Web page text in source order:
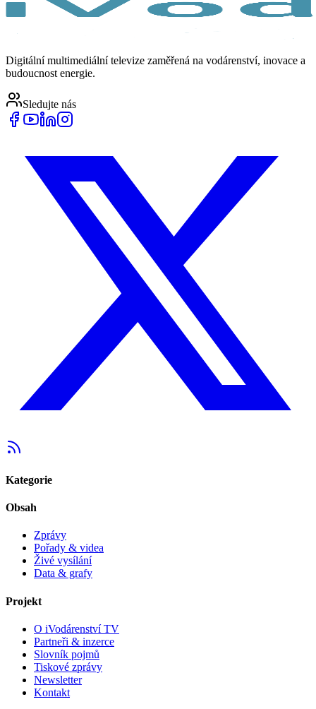
Digitální multimediální televize zaměřená na vodárenství, inovace a
budoucnost energie.
Sledujte nás
Kategorie
Obsah
Zprávy
Pořady & videa
Živé vysílání
Data & grafy
Projekt
O iVodárenství TV
Partneři & inzerce
Slovník pojmů
Tiskové zprávy
Newsletter
Kontakt